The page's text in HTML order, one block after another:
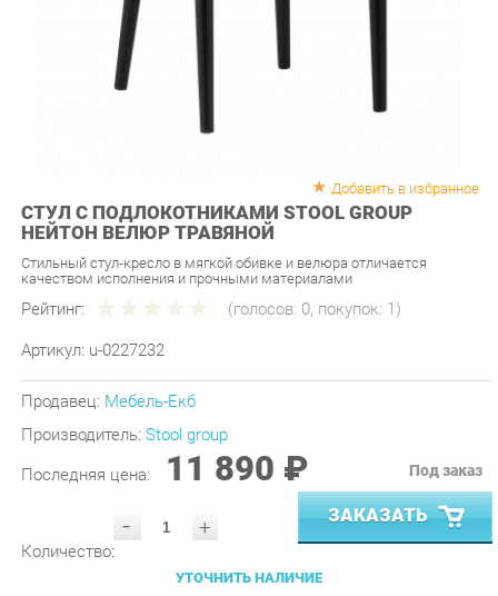
СТУЛ С ПОДЛОКОТНИКАМИ STOOL GROUP
Стильный стул-кресло в мягкой обивке и велюра отличается
качеством исполнения и прочными материалами
Рейтинг: (голосов:0, покупок:1)
Артикул: u-0227232
Продавец: Мебель-Екб
Производитель:
Stool group
Последняя цена: 11 890 ₽
- +
ЗАКАЗАТЬ
УТОЧНИТЬ НАЛИЧИЕ
ПРИГЛАСИТЬ ЗАМЕРЩИКА